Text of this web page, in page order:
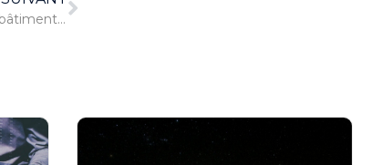
Pourquoi faire appel à un peintre en bâtiment ?